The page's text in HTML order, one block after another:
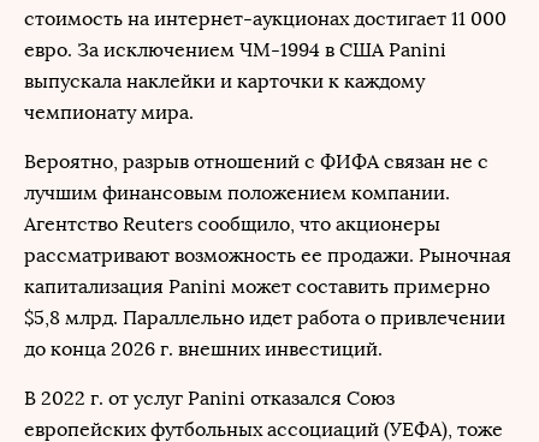
стоимость на интернет-аукционах достигает 11 000
евро. За исключением ЧМ-1994 в США Panini
выпускала наклейки и карточки к каждому
чемпионату мира.
Вероятно, разрыв отношений с ФИФА связан не с
лучшим финансовым положением компании.
Агентство Reuters сообщило, что акционеры
рассматривают возможность ее продажи. Рыночная
капитализация Panini может составить примерно
$5,8 млрд. Параллельно идет работа о привлечении
до конца 2026 г. внешних инвестиций.
В 2022 г. от услуг Panini отказался Союз
европейских футбольных ассоциаций (УЕФА), тоже